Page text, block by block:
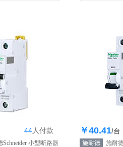
331个 44人付款
Schneider 小型断路器
库
￥40.41/台
施耐德
施耐